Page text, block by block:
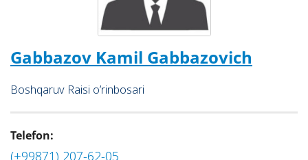
Gabbazov Kamil Gabbazovich
Bоshqаruv Rаisi o’rinbоsаri
Telefon:
(+99871) 207-62-05